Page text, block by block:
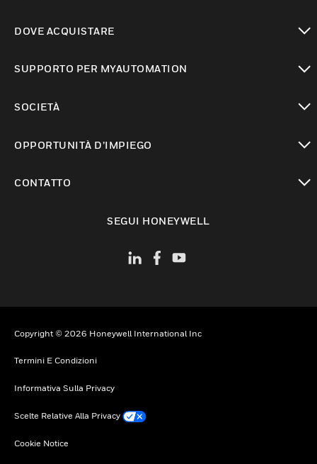
DOVE ACQUISTARE
SUPPORTO PER MYAUTOMATION
SOCIETÀ
OPPORTUNITÀ D’IMPIEGO
CONTATTO
SEGUI HONEYWELL
Copyright © 2026 Honeywell International Inc
Termini E Condizioni
Informativa Sulla Privacy
Scelte Relative Alla Privacy
Cookie Notice